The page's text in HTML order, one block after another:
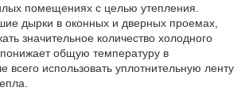
помещениях с целью утепления.
дырки в оконных и дверных проемах,
значительное количество холодного
общую температуру в
использовать уплотнительную ленту